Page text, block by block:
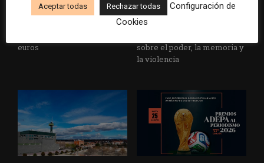
La Marea cierra 2025 con
euros
El Premio Gabo 2026
reconoce cinco historias de
sobre el poder, la memoria y
la violencia
Aceptar todas Rechazar todas
Configuración de
Cookies